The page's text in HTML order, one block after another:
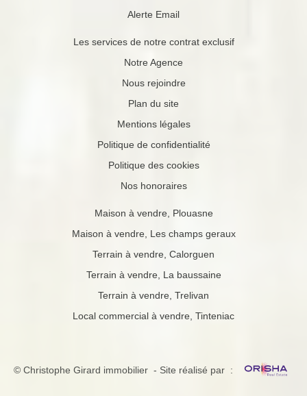
Alerte Email
Les services de notre contrat exclusif
Notre Agence
Nous rejoindre
Plan du site
Mentions légales
Politique de confidentialité
Politique des cookies
Nos honoraires
Maison à vendre, Plouasne
Maison à vendre, Les champs geraux
Terrain à vendre, Calorguen
Terrain à vendre, La baussaine
Terrain à vendre, Trelivan
Local commercial à vendre, Tinteniac
© Christophe Girard immobilier - Site réalisé par :